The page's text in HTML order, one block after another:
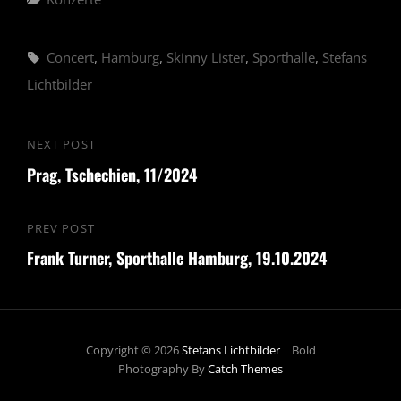
Tags,
Concert, Hamburg, Skinny Lister, Sporthalle, Stefans
Lichtbilder
Beitragsnavigation
Previous
Post
PREV POST
Frank Turner, Sporthalle Hamburg, 19.10.2024
Next
Post
NEXT POST
Prag, Tschechien, 11/2024
Copyright © 2026Stefans Lichtbilder | Bold
Photography ByCatch Themes